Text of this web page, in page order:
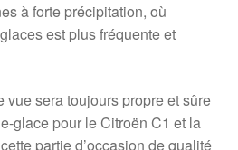
à forte précipitation, où
est plus fréquente et
vue sera toujours propre et sûre
glace pour le Citroën C1 et la
partie d’occasion de qualité